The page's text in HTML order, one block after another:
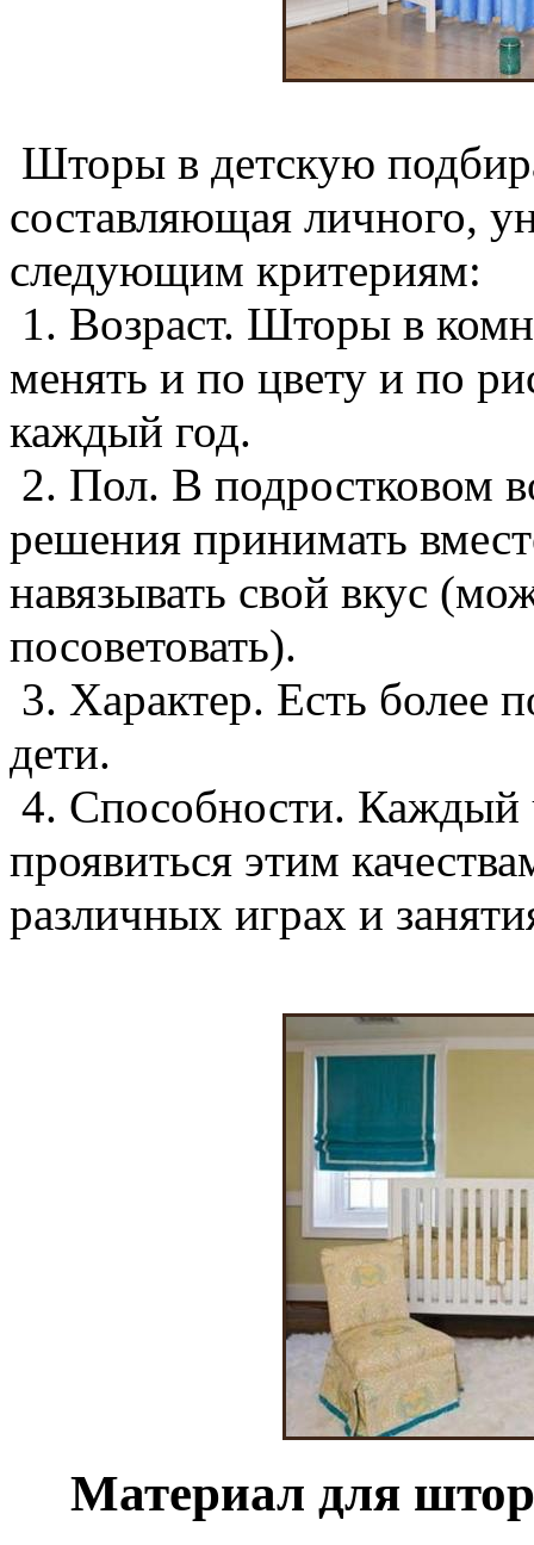
Шторы в детскую
составляющая личного,
следующим критериям:
1. Возраст. Шторы в
менять и по цвету и по
каждый год.
2. Пол. В подростковом
решения принимать
навязывать свой вкус
посоветовать).
3. Характер. Есть более
дети.
4. Способности. Каждый
проявиться этим
различных играх и
Материал для